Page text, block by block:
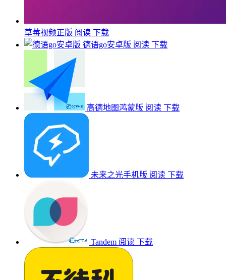
草莓视频正版 阅读
下载
德语go安卓版 阅读 下载
高德地图鸿蒙版 阅读 下载
未来之光手机版 阅读 下载
Tandem 阅读 下载